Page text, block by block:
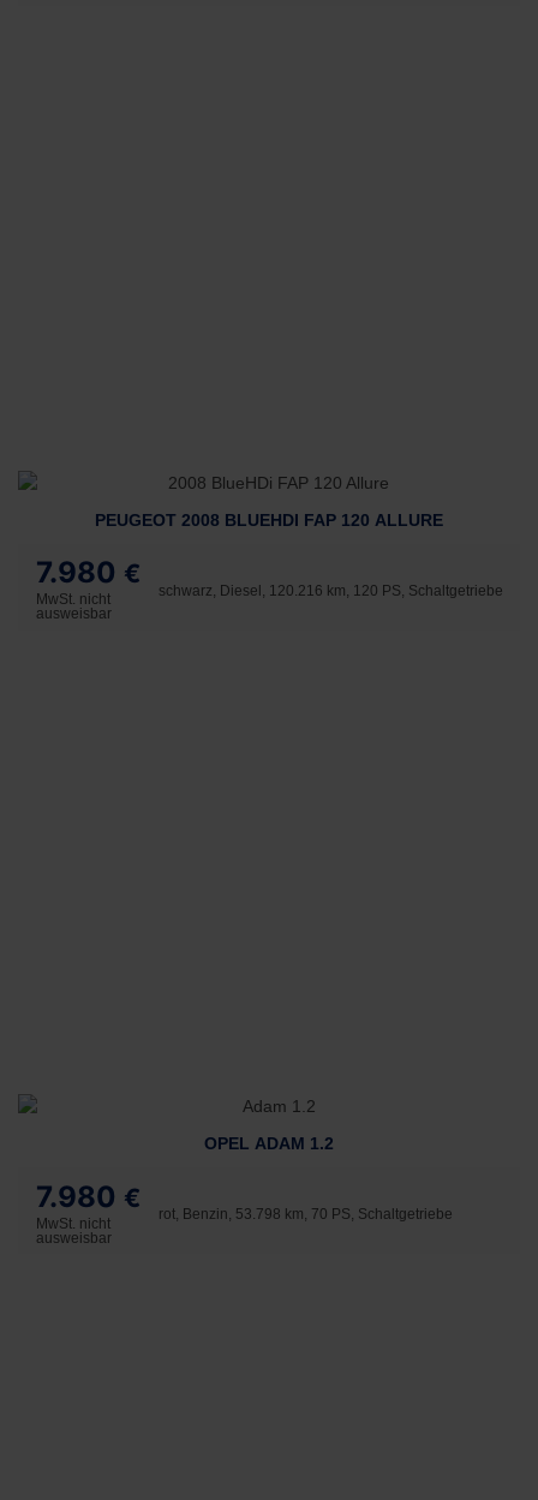
PEUGEOT 2008 BLUEHDI FAP 120 ALLURE
7.980 €
MwSt. nicht
ausweisbar
schwarz, Diesel, 120.216 km, 120 PS, Schaltgetriebe
OPEL ADAM 1.2
7.980 €
MwSt. nicht
ausweisbar
rot, Benzin, 53.798 km, 70 PS, Schaltgetriebe